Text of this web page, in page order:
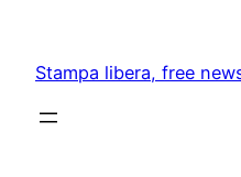
content
Stampa libera, free